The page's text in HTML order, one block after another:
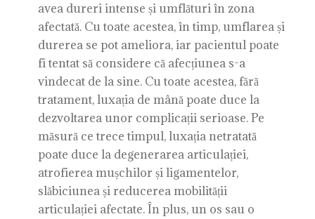
avea dureri intense și umflături în zona
afectată. Cu toate acestea, în timp, umflarea și
durerea se pot ameliora, iar pacientul poate
fi tentat să considere că afecțiunea s-a
vindecat de la sine. Cu toate acestea, fără
tratament, luxația de mână poate duce la
dezvoltarea unor complicații serioase. Pe
măsură ce trece timpul, luxația netratată
poate duce la degenerarea articulației,
atrofierea mușchilor și ligamentelor,
slăbiciunea și reducerea mobilității
articulației afectate. În plus, un os sau o